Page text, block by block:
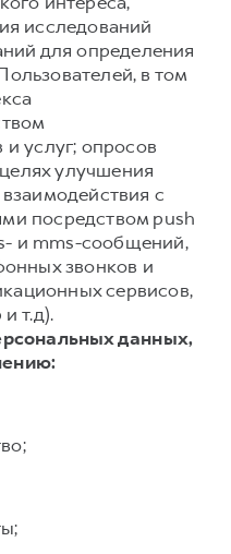
исследований
для определения
в том
услуг; опросов
улучшения
с
посредством push
и mms-сообщений,
звонков и
сервисов,
т.д).
данных,